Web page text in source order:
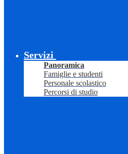
Servizi
Panoramica
Famiglie e studenti
Personale scolastico
Percorsi di studio